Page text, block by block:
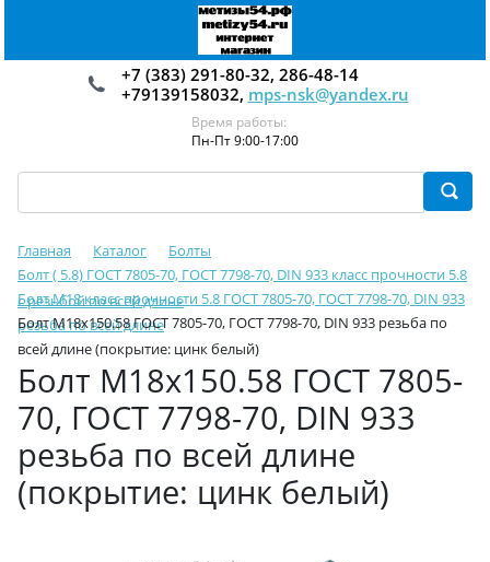
+7 (383) 291-80-32, 286-48-14
+79139158032, mps-nsk@yandex.ru
Время работы:
Пн-Пт 9:00-17:00
Главная Каталог
Болты
Болт ( 5.8) ГОСТ 7805-70, ГОСТ 7798-70, DIN 933 класс прочности 5.8
с резьбой по всей длине
Болт М18 класс прочности 5.8 ГОСТ 7805-70, ГОСТ 7798-70, DIN 933
резьба по всей длине
Болт М18х150.58 ГОСТ 7805-70, ГОСТ 7798-70, DIN 933 резьба по
всей длине (покрытие: цинк белый)
Болт М18х150.58 ГОСТ 7805-
70, ГОСТ 7798-70, DIN 933
резьба по всей длине
(покрытие: цинк белый)